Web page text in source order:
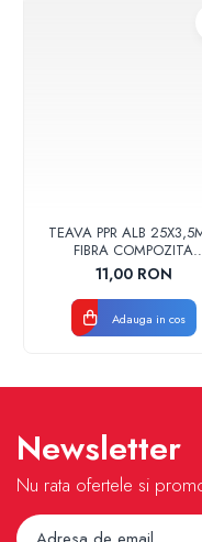
TEAVA PPR ALB
FIBRA COMPOZITA
10033025004
VALDUOTHERM VALROM
11,00 RON
Adauga in cos
Newsletter
Nu rata ofertele si